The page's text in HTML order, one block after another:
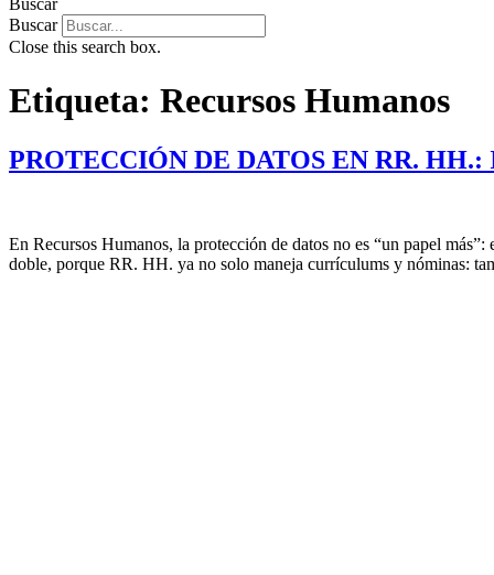
Buscar
Buscar
Close this search box.
Etiqueta: Recursos Humanos
PROTECCIÓN DE DATOS EN RR.
En Recursos Humanos, la protección de datos no es “un papel
doble, porque RR. HH. ya no solo maneja currículums y nóminas: